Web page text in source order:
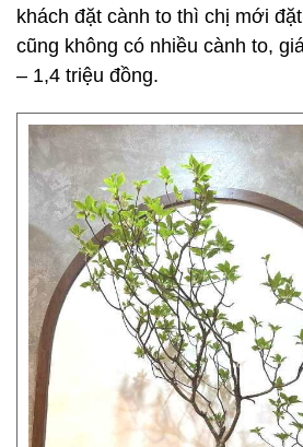
khách đặt cành to thì chị mới
cũng không có nhiều cành to,
– 1,4 triệu đồng.